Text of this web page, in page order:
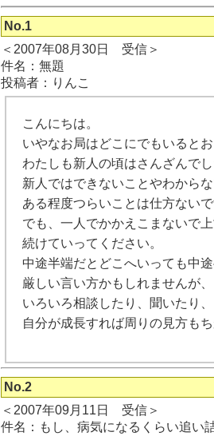
No.1
＜2007年08月30日 受信＞
件名：無題
投稿者：りんこ
こんにちは。
いやなお局はどこにでもいると
わたしも新人の頃はさんざんでし
新人ではできないことやわから
ある程度つらいことは仕方ないで
でも、一人でかかえこまないで
続けていってください。
中途半端だとどこへいっても中
厳しい言い方かもしれませんが
いろいろ相談したり、聞いたり
自分が成長すれば周りの見方もち
No.2
＜2007年09月11日 受信＞
件名：もし、病気になるくらい追い